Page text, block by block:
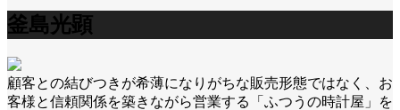
釜島光顕
顧客との結びつきが希薄になりがちな販売形態ではなく、お
客様と信頼関係を築きながら営業する「ふつうの時計屋」を